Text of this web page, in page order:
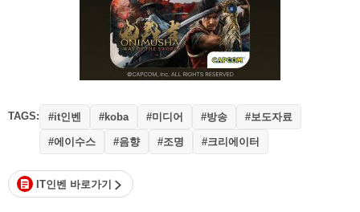
TAGS: #it인벤 #koba #미디어 #방송 #보도자료
#에이수스 #음향 #조명 #크리에이터
IT인벤 바로가기